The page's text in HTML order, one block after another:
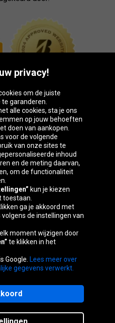
Deutschland Éire
Italia Magyarország
republika
Kingdom
privacy!
om de juiste
garanderen.
alle cookies, sta je ons
op jouw behoeften
doen van aankopen.
voor de volgende
van onze sites te
inhoud
en de meting daarvan,
om de functionaliteit
kun je kiezen
toestaan.
ga je akkoord met
de instellingen van
moment wijzigen door
te klikken in het
Google. Lees meer over
gegevens verwerkt.